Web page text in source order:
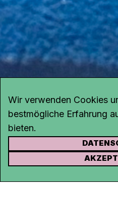
KONTAKT
Rohrerstrasse 20
Wir verwenden Cookies
bestmögliche Erfahrung
bieten.